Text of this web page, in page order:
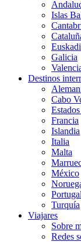
Islas
Euskadi
Galicia
Destinos
Cabo
Francia
Islandia
Italia
Malta
México
Portugal
Turquía
Viajares
Sobre
Redes